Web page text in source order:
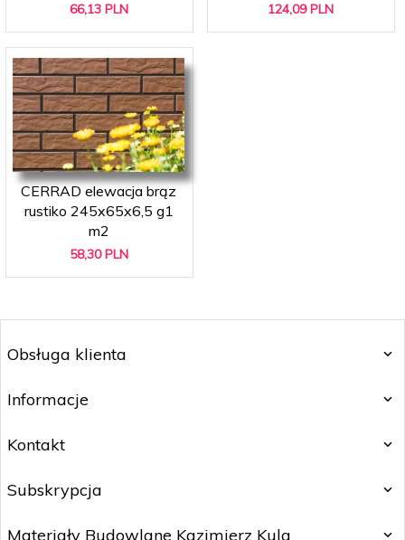
66,13 PLN 124,09 PLN
CERRAD elewacja brąz
rustiko 245x65x6,5 g1
m2
58,30 PLN
Obsługa klienta
Informacje
Kontakt
Subskrypcja
Materiały Budowlane Kazimierz Kula